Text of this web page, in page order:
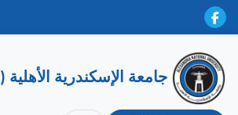
جامعة الإسكندرية الأهلية (ANU)